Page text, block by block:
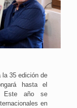
la 35 edición de
hasta el
Este año se
en